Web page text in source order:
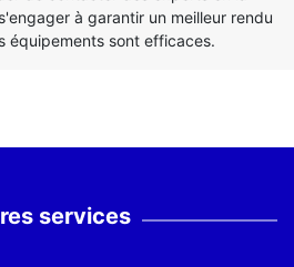
à garantir un meilleur rendu
équipements sont efficaces.
services